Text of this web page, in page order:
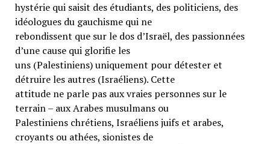
hystérie qui saisit des étudiants, des politiciens, des
idéologues du gauchisme qui ne
rebondissent que sur le dos d’Israël, des passionnées
d’une cause qui glorifie les
uns (Palestiniens) uniquement pour détester et
détruire les autres (Israéliens). Cette
attitude ne parle pas aux vraies personnes sur le
terrain – aux Arabes musulmans ou
Palestiniens chrétiens, Israéliens juifs et arabes,
croyants ou athées, sionistes de